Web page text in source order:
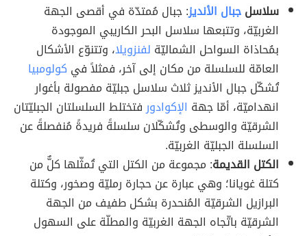
سلاسلجبال الأنديز: جبال مُمتدّة في أقصى الجهة
الغربيّة، وتتبعها سلاسل البحر الكاريبي الموجودة
بمُحاذاة السواحل الشماليّة لفنزويلا، وتتنوّع الأشكال
العامّة للسلسلة من مكان إلى آخر، فمثلاً في كولومبيا
تُشكّل جبال الأنديز ثلاث سلاسل جبليّة مفصولة بأغوار
انهداميّة، أمّا جهة الإكوادورفتختلط السلسلتان الجبليّتان
الشرقيّة والوسطى وتُشكّلان سلسلةً فريدةً مُنفصلةً عن
السلسلة الجبليّة الغربيّة.
الكتل القديمة: مجموعة من الكتل التي تُمثّلها كلٌّ من
كتلة غويانا؛ وهي عبارة عن حجارة رمليّة وصخور، وكتلة
البرازيل الشرقيّة المُنحدرة بشكل طفيف من الجهة
الشرقيّة باتّجاه الجهة الغربيّة والمطلّة على السهول